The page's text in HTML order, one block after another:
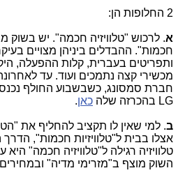
2 החלופות הן:
א. לרכוש "טלוויזיה חכמה". יש בשוק
חכמות". ההבדלים ביניהן מצויים
ותפריטים בעברית, קלות ההפעלה,
מכשירי קצה נתמכים ועוד. עד
חברת סמסונג, כשבשבוע החולף
LG בהכרזה שלה
כאן.
ב. למי שאין לו תקציב להחליף את
אצלו בבית ל"טלוויזיות חכמות",
טלוויזיה רגילה ל"טלוויזיה חכמה"
השוק מוצף ב"מזרימי מדיה"